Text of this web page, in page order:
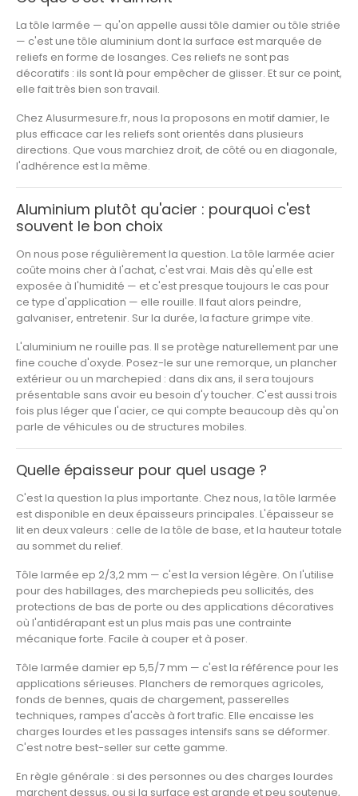
La tôle larmée — qu'on appelle aussi tôle damier ou tôle striée
— c'est une tôle aluminium dont la surface est marquée de
reliefs en forme de losanges. Ces reliefs ne sont pas
décoratifs : ils sont là pour empêcher de glisser. Et sur ce point,
elle fait très bien son travail.
Chez Alusurmesure.fr, nous la proposons en motif damier, le
plus efficace car les reliefs sont orientés dans plusieurs
directions. Que vous marchiez droit, de côté ou en diagonale,
l'adhérence est la même.
Aluminium plutôt qu'acier : pourquoi c'est
souvent le bon choix
On nous pose régulièrement la question. La tôle larmée acier
coûte moins cher à l'achat, c'est vrai. Mais dès qu'elle est
exposée à l'humidité — et c'est presque toujours le cas pour
ce type d'application — elle rouille. Il faut alors peindre,
galvaniser, entretenir. Sur la durée, la facture grimpe vite.
L'aluminium ne rouille pas. Il se protège naturellement par une
fine couche d'oxyde. Posez-le sur une remorque, un plancher
extérieur ou un marchepied : dans dix ans, il sera toujours
présentable sans avoir eu besoin d'y toucher. C'est aussi trois
fois plus léger que l'acier, ce qui compte beaucoup dès qu'on
parle de véhicules ou de structures mobiles.
Quelle épaisseur pour quel usage ?
C'est la question la plus importante. Chez nous, la tôle larmée
est disponible en deux épaisseurs principales. L'épaisseur se
lit en deux valeurs : celle de la tôle de base, et la hauteur totale
au sommet du relief.
Tôle larmée ep 2/3,2 mm — c'est la version légère. On l'utilise
pour des habillages, des marchepieds peu sollicités, des
protections de bas de porte ou des applications décoratives
où l'antidérapant est un plus mais pas une contrainte
mécanique forte. Facile à couper et à poser.
Tôle larmée damier ep 5,5/7 mm — c'est la référence pour les
applications sérieuses. Planchers de remorques agricoles,
fonds de bennes, quais de chargement, passerelles
techniques, rampes d'accès à fort trafic. Elle encaisse les
charges lourdes et les passages intensifs sans se déformer.
C'est notre best-seller sur cette gamme.
En règle générale : si des personnes ou des charges lourdes
marchent dessus, ou si la surface est grande et peu soutenue,